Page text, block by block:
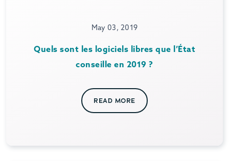
May 03, 2019
Quels sont les logiciels libres que l’État
conseille en 2019 ?
READ MORE